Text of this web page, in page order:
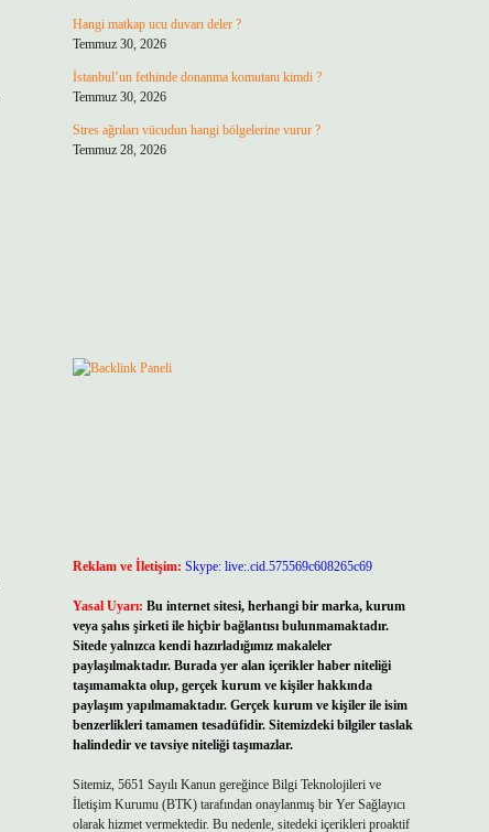
Hangi matkap ucu duvarı deler ?
Temmuz 30, 2026
İstanbul’un fethinde donanma komutanı kimdi ?
Temmuz 30, 2026
Stres ağrıları vücudun hangi bölgelerine vurur ?
Temmuz 28, 2026
Reklam ve İletişim: Skype: live:.cid.575569c608265c69
Yasal Uyarı: Bu internet sitesi, herhangi bir marka, kurum
veya şahıs şirketi ile hiçbir bağlantısı bulunmamaktadır.
Sitede yalnızca kendi hazırladığımız makaleler
paylaşılmaktadır. Burada yer alan içerikler haber niteliği
taşımamakta olup, gerçek kurum ve kişiler hakkında
paylaşım yapılmamaktadır. Gerçek kurum ve kişiler ile isim
benzerlikleri tamamen tesadüfidir. Sitemizdeki bilgiler taslak
halindedir ve tavsiye niteliği taşımazlar.
Sitemiz, 5651 Sayılı Kanun gereğince Bilgi Teknolojileri ve
İletişim Kurumu (BTK) tarafından onaylanmış bir Yer Sağlayıcı
olarak hizmet vermektedir. Bu nedenle, sitedeki içerikleri proaktif